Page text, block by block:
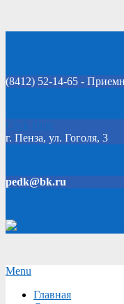
(8412) 52-14-65 -
Click Here
г. Пенза, ул. Гоголя, 3
pedk@bk.ru
Secondary
Menu
Menu
Главная